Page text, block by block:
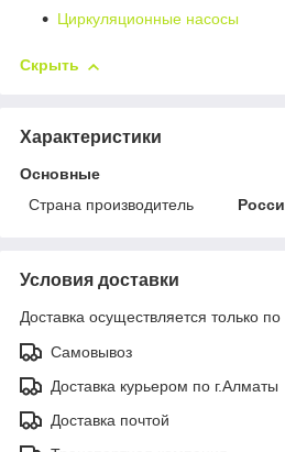
Циркуляционные насосы
Скрыть
Характеристики
Основные
Страна производитель
Условия доставки
Доставка осуществляется только по
Самовывоз
Доставка курьером по г.Алматы
Доставка почтой